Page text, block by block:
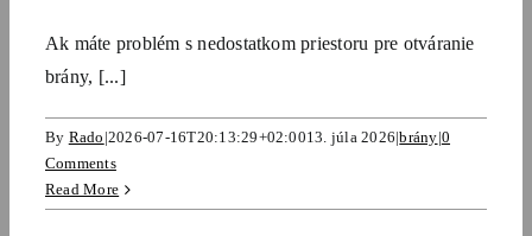
Ak máte problém s nedostatkom priestoru pre otváranie
brány, [...]
By Rado |2026-07-16T20:13:29+02:0013. júla 2026|brány|0
Comments
Read More